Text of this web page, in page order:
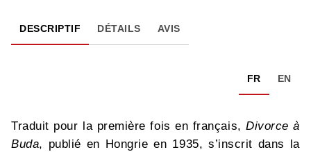
DESCRIPTIF DÉTAILS AVIS
FR EN
Traduit pour la première fois en français,Divorce à
Buda, publié en Hongrie en 1935, s’inscrit dans la